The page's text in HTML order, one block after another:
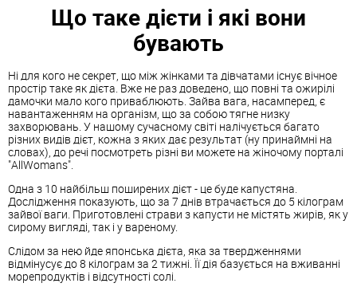
Що таке дієти і які вони
бувають
Ні для кого не секрет, що між жінками та дівчатами існує вічное
простір таке як дієта. Вже не раз доведено, що повні та ожирілі
дамочки мало кого приваблюють. Зайва вага, насамперед, є
навантаженням на організм, що за собою тягне низку
захворювань. У нашому сучасному світі налічується багато
різних видів дієт, кожна з яких дає результат (ну принаймні на
словах), до речі посмотреть різні ви можете на жіночому порталі
"AllWomans".
Одна з 10 найбільш поширених дієт - це буде капустяна.
Дослідження показують, що за 7 днів втрачається до 5 кілограм
зайвої ваги. Приготовлені страви з капусти не містять жирів, як у
сирому вигляді, так і у вареному.
Слідом за нею йде японська дієта, яка за твердженнями
відмінусує до 8 кілограм за 2 тижні. Її дія базується на вживанні
морепродуктів і відсутності солі.